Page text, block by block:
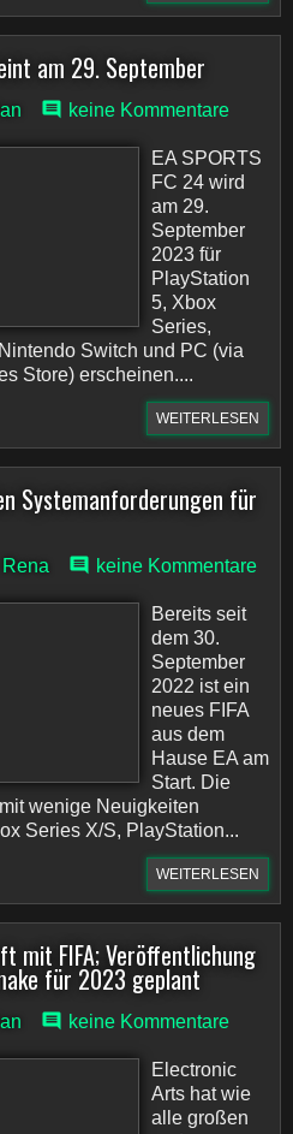
am 29. September
keine Kommentare
EA SPORTS
FC 24 wird
am 29.
September
2023 für
PlayStation
5, Xbox
Series,
Switch und PC (via
Store) erscheinen....
WEITERLESEN
Systemanforderungen für
Rena keine Kommentare
Bereits seit
dem 30.
September
2022 ist ein
neues FIFA
aus dem
Hause EA am
Start. Die
wenige Neuigkeiten
Series X/S, PlayStation...
WEITERLESEN
mit FIFA; Veröffentlichung
für 2023 geplant
keine Kommentare
Electronic
Arts hat wie
alle großen